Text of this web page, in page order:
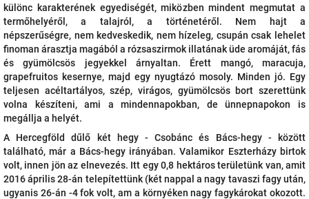
különc karakterének egyediségét, miközben mindent megmutat a
termőhelyéről, a talajról, a történetéről. Nem hajt a
népszerűségre, nem kedveskedik, nem hízeleg, csupán csak lehelet
finoman árasztja magából a rózsaszirmok illatának üde aromáját, fás
és gyümölcsös jegyekkel árnyaltan. Érett mangó, maracuja,
grapefruitos kesernye, majd egy nyugtázó mosoly. Minden jó. Egy
teljesen acéltartályos, szép, virágos, gyümölcsös bort szerettünk
volna készíteni, ami a mindennapokban, de ünnepnapokon is
megállja a helyét.
A Hercegföld dűlő két hegy - Csobánc és Bács-hegy - között
található, már a Bács-hegy irányában. Valamikor Eszterházy birtok
volt, innen jön az elnevezés. Itt egy 0,8 hektáros területünk van, amit
2016 április 28-án telepítettünk (két nappal a nagy tavaszi fagy után,
ugyanis 26-án -4 fok volt, am a környéken nagy fagykárokat okozott.